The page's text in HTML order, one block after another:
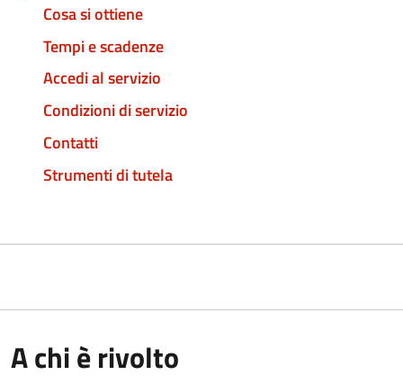
Cosa si ottiene
Tempi e scadenze
Accedi al servizio
Condizioni di servizio
Contatti
Strumenti di tutela
A chi è rivolto